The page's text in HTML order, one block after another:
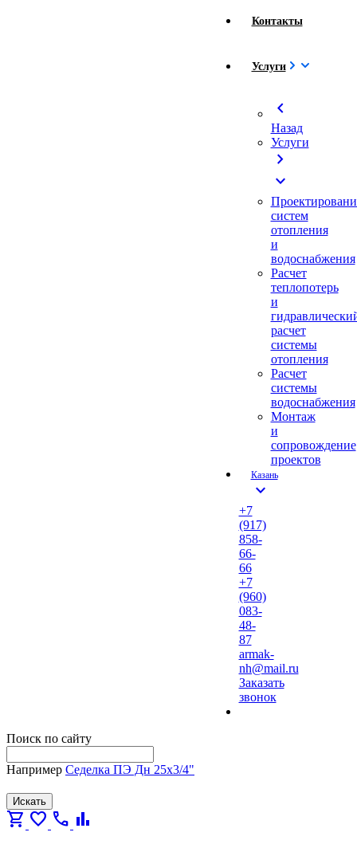
Контакты
Услуги
chevron_left
Назад
Услуги
chevron_right
expand_more
систем
отопления
и
водоснабжения
Расчет
теплопотерь
и
расчет
системы
отопления
Расчет
системы
водоснабжения
Монтаж
и
сопровождение
проектов
Казань
expand_more
+7
(917)
858-
66-
66
+7
(960)
083-
48-
87
armak-
nh@mail.ru
Заказать
звонок
Поиск по сайту
Например Седелка ПЭ Дн 25х3/4"
Искать
shopping_cart favorite call bar_chart